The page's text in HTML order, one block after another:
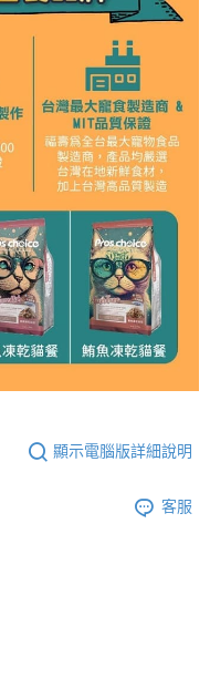
顯示電腦版詳細說明
客服